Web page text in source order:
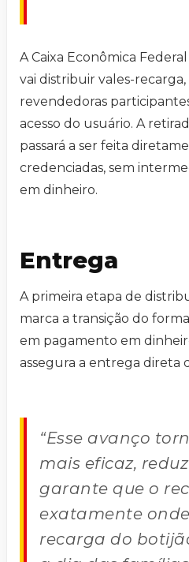
A Caixa Econômica
vai distribuir vales-recarga,
revendedoras
acesso do usuário. A
passará a ser feita
credenciadas, sem
em dinheiro.
Entrega
A primeira etapa de
marca a transição do
em pagamento em
assegura a entrega direta
“Esse avanço
mais eficaz,
garante que o
exatamente
recarga do